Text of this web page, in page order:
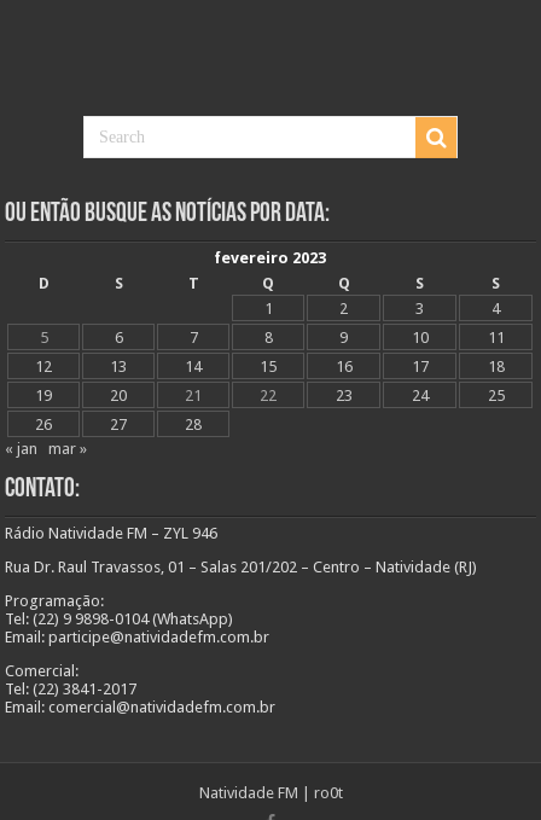
Ou Então Busque as Notícias Por Data:
fevereiro 2023
D
S T Q Q S
S
1
2 3
4
5
6 7 8 9 10
11
12
13 14 15 16 17
18
19
20 21 22 23 24
25
26
27
28
« jan
mar »
Contato:
Rádio Natividade FM – ZYL 946
Rua Dr. Raul Travassos, 01 – Salas 201/202 – Centro – Natividade (RJ)
Programação:
Tel: (22) 9 9898-0104 (WhatsApp)
Email: participe@natividadefm.com.br
Comercial:
Tel: (22) 3841-2017
Email: comercial@natividadefm.com.br
Natividade FM ro0t